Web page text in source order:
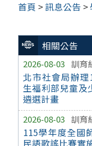
首頁 >訊息公告 >
相關公告
2026-08-03 訓育
北市社會局辦
生福利部兒童及
遴選計畫
2026-08-03 訓育
115學年度全國
民語歌謠比賽實